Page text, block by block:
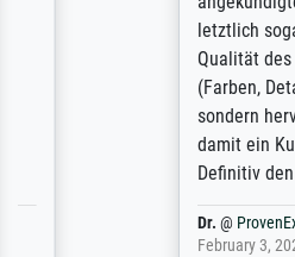
letztlich sogar etwas
Qualität des Papiers
(Farben, Details usw.)
sondern hervorragend.
damit ein Kunstwerk im
Definitiv den Pre...
ProvenExpert
February 3, 2026